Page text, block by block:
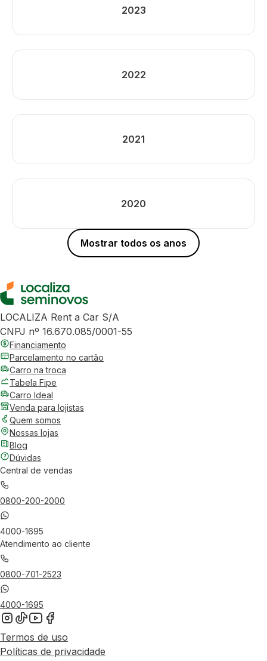
2023
2022
2021
2020
Mostrar todos os anos
LOCALIZA Rent a Car S/A
CNPJ nº 16.670.085/0001-55
Financiamento
Parcelamento no cartão
Carro na troca
Tabela Fipe
Carro Ideal
Venda para lojistas
Quem somos
Nossas lojas
Blog
Dúvidas
Central de vendas
0800-200-2000
4000-1695
Atendimento ao cliente
0800-701-2523
4000-1695
Termos de uso
Políticas de privacidade